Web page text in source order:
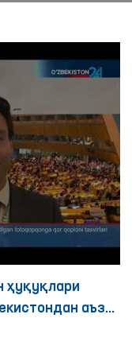
ҳуқуқлари
аъзо